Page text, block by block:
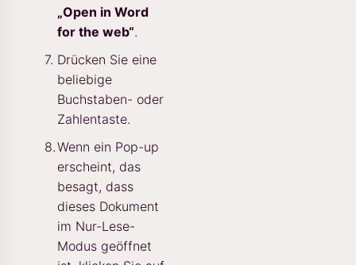
„Open in Word
for the web“.
Drücken Sie eine
beliebige
Buchstaben- oder
Zahlentaste.
Wenn ein Pop-up
erscheint, das
besagt, dass
dieses Dokument
im Nur-Lese-
Modus geöffnet